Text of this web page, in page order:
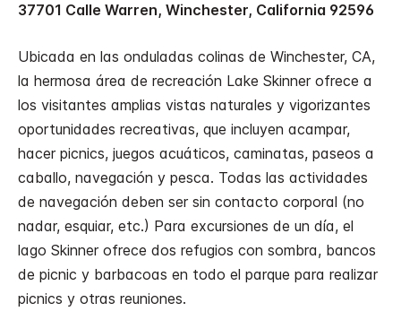
37701 Calle Warren, Winchester, California 92596
Ubicada en las onduladas colinas de Winchester, CA,
la hermosa área de recreación Lake Skinner ofrece a
los visitantes amplias vistas naturales y vigorizantes
oportunidades recreativas, que incluyen acampar,
hacer picnics, juegos acuáticos, caminatas, paseos a
caballo, navegación y pesca. Todas las actividades
de navegación deben ser sin contacto corporal (no
nadar, esquiar, etc.) Para excursiones de un día, el
lago Skinner ofrece dos refugios con sombra, bancos
de picnic y barbacoas en todo el parque para realizar
picnics y otras reuniones.